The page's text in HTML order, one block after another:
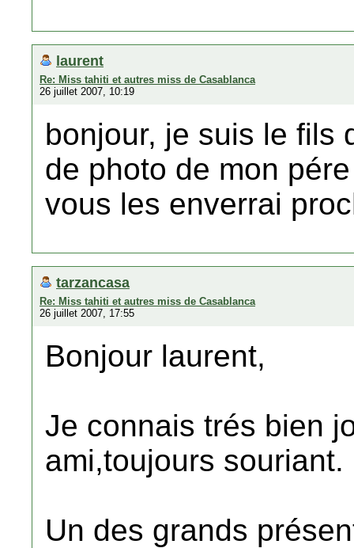
laurent
Re: Miss tahiti et autres miss de Casablanca
26 juillet 2007, 10:19
bonjour, je suis le fils
de photo de mon
vous les enverrai
tarzancasa
Re: Miss tahiti et autres miss de Casablanca
26 juillet 2007, 17:55
Bonjour laurent,
Je connais trés bien
ami,toujours souriant.
Un des grands